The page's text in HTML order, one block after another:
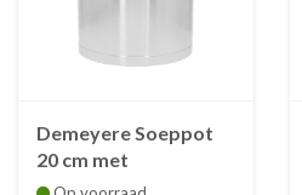
Demeyere Soeppot
20 cm met
dubbelwandig deksel